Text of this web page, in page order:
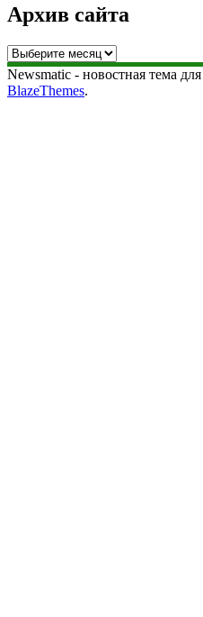
Архив сайта
Архив
сайта
Newsmatic - новостная тема
BlazeThemes.